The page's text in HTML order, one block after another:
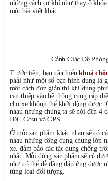
những cách cơ khí như thay ổ
một bài viết khác.
Cảnh Giác Đề
Trước tiên, bạn cần hiểu khoá
phải như một số bạn hình dung là
một cách đơn giản thì khi dùng
can thiệp vào hệ thống cung cấp
cho xe không thể khởi động được.
nhau nhưng chúng ta sẽ nói đến 4
IDC Gósu và GPS…..
Ở mỗi sản phẩm khác nhau sẽ có
nhau nhưng công dụng chung lớn
xe, đảm bảo các tác dụng chống
nhất. Mỗi dòng sản phẩm sẽ có
như có thể dễ dàng đáp ứng được
từng loại đối tượng.